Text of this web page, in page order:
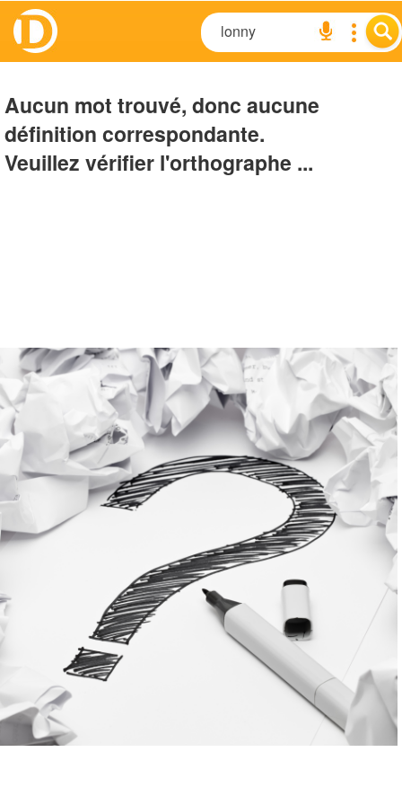
Aucun mot trouvé, donc aucune
définition correspondante.
Veuillez vérifier l'orthographe ...